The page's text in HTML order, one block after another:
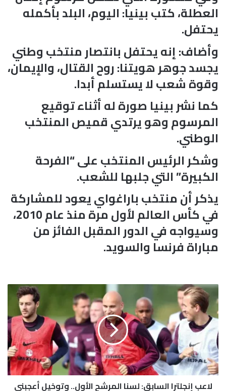
العطلة، كتب بينيا: اليوم، البلد بأكمله
يحتفل.
وأضاف: إنه يحتفل بانتصار منتخب وطني
يجسد جوهر هويتنا: روح القتال، والإيمان،
وقوة شعب لا يستسلم أبدا.
كما نشر بينيا صورة له أثناء توقيع
المرسوم وهو يرتدي قميص المنتخب
الوطني.
وشكر الرئيس المنتخب على “الفرحة
الكبيرة” التي جلبها للشعب.
يذكر أن منتخب باراغواي يعود للمشاركة
في كأس العالم لأول مرة منذ عام 2010،
وسيواجه في الدور المقبل الفائز من
مباراة فرنسا والسويد.
ل
ا
ع
ب
إ
ن
ج
ل
ت
لاعب إنجلترا السابق: لسنا المرشح الأول.. وتوخيل أعجبني